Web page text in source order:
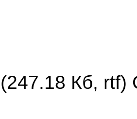
(247.18 Кб, rtf)